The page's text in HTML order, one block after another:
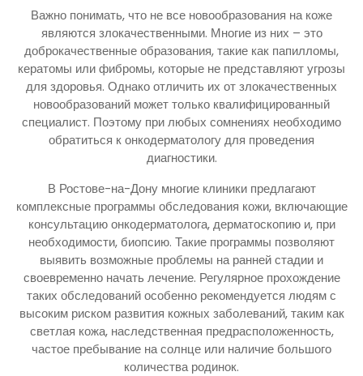
Важно понимать, что не все новообразования на коже
являются злокачественными. Многие из них – это
доброкачественные образования, такие как папилломы,
кератомы или фибромы, которые не представляют угрозы
для здоровья. Однако отличить их от злокачественных
новообразований может только квалифицированный
специалист. Поэтому при любых сомнениях необходимо
обратиться к онкодерматологу для проведения
диагностики.
В Ростове-на-Дону многие клиники предлагают
комплексные программы обследования кожи, включающие
консультацию онкодерматолога, дерматоскопию и, при
необходимости, биопсию. Такие программы позволяют
выявить возможные проблемы на ранней стадии и
своевременно начать лечение. Регулярное прохождение
таких обследований особенно рекомендуется людям с
высоким риском развития кожных заболеваний, таким как
светлая кожа, наследственная предрасположенность,
частое пребывание на солнце или наличие большого
количества родинок.